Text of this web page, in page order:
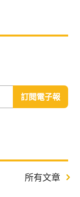
訂閱電子報
所有文章